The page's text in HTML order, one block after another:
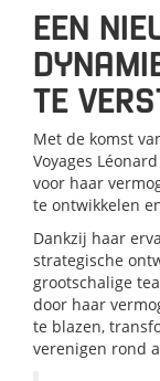
EEN
TE
Met de komst
Voyages
voor haar
te ontwikkelen
Dankzij haar
strategische
grootschalige
door haar
te blazen,
verenigen rond